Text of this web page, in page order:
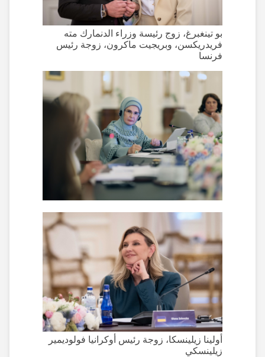
بو تينغبرغ، زوج رئيسة وزراء الدنمارك مته
فريدريكسن، وبريجيت ماكرون، زوجة رئيس
فرنسا
أولينا زيلينسكا، زوجة رئيس أوكرانيا فولوديمير
زيلينسكي